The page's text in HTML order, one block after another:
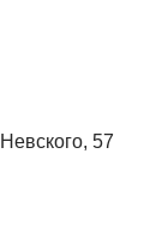
57